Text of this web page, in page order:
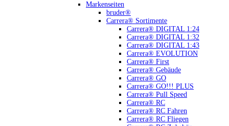
Markenseiten
bruder®
Carrera® Sortimente
Carrera® DIGITAL 1:24
Carrera® DIGITAL 1:32
Carrera® DIGITAL 1:43
Carrera® EVOLUTION
Carrera® First
Carrera® Gebäude
Carrera® GO
Carrera® GO!!! PLUS
Carrera® Pull Speed
Carrera® RC
Carrera® RC Fahren
Carrera® RC Fliegen